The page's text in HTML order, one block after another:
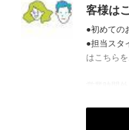
客様は
●初めての
●担当スタ
はこちら
営業時間